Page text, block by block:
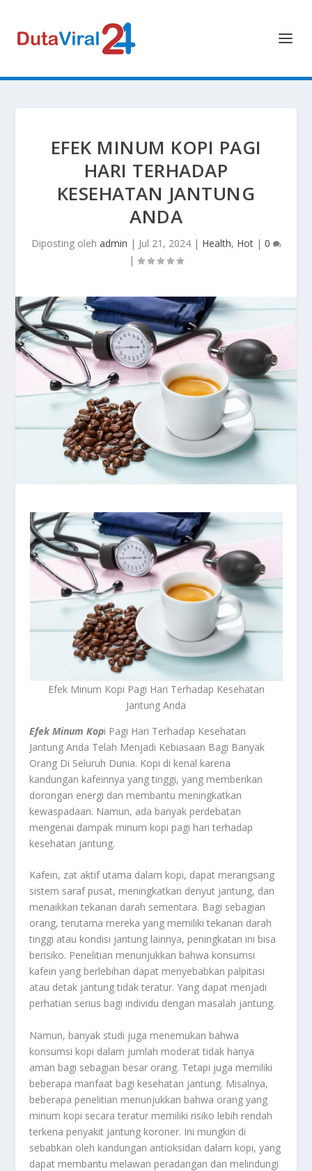
EFEK MINUM KOPI PAGI
HARI TERHADAP
KESEHATAN JANTUNG
ANDA
Diposting oleh admin | Jul 21, 2024| Health, Hot| 0
|
Efek Minum Kopi Pagi Hari Terhadap Kesehatan
Jantung Anda
Efek Minum Kopi Pagi Hari Terhadap Kesehatan
Jantung Anda Telah Menjadi Kebiasaan Bagi Banyak
Orang Di Seluruh Dunia. Kopi di kenal karena
kandungan kafeinnya yang tinggi, yang memberikan
dorongan energi dan membantu meningkatkan
kewaspadaan. Namun, ada banyak perdebatan
mengenai dampak minum kopi pagi hari terhadap
kesehatan jantung.
Kafein, zat aktif utama dalam kopi, dapat merangsang
sistem saraf pusat, meningkatkan denyut jantung, dan
menaikkan tekanan darah sementara. Bagi sebagian
orang, terutama mereka yang memiliki tekanan darah
tinggi atau kondisi jantung lainnya, peningkatan ini bisa
berisiko. Penelitian menunjukkan bahwa konsumsi
kafein yang berlebihan dapat menyebabkan palpitasi
atau detak jantung tidak teratur. Yang dapat menjadi
perhatian serius bagi individu dengan masalah jantung.
Namun, banyak studi juga menemukan bahwa
konsumsi kopi dalam jumlah moderat tidak hanya
aman bagi sebagian besar orang. Tetapi juga memiliki
beberapa manfaat bagi kesehatan jantung. Misalnya,
beberapa penelitian menunjukkan bahwa orang yang
minum kopi secara teratur memiliki risiko lebih rendah
terkena penyakit jantung koroner. Ini mungkin di
sebabkan oleh kandungan antioksidan dalam kopi, yang
dapat membantu melawan peradangan dan melindungi